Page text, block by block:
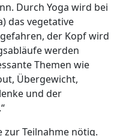
Durch Yoga wird bei
das vegetative
der Kopf wird
werden
Themen wie
Übergewicht,
und der
zur Teilnahme nötig.